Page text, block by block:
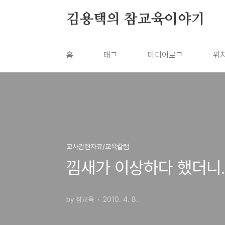
김용택의 참교육이야기
홈 태그 미디어로그 위
교사관련자료/교육칼럼
낌새가 이상하다 했더니
by 참교육 2010. 4. 8.